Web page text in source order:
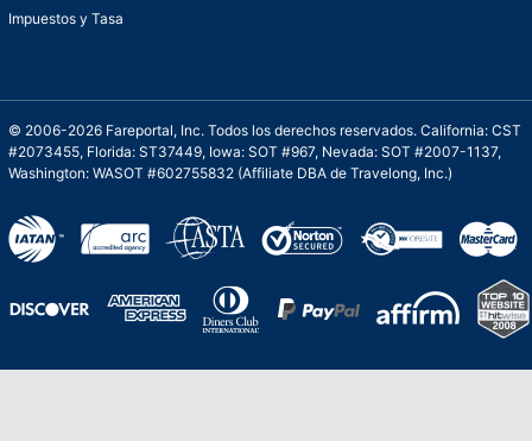
Impuestos y Tasa
© 2006-2026 Fareportal, Inc. Todos los derechos reservados. California: CST
#2073455, Florida: ST37449, Iowa: SOT #967, Nevada: SOT #2007-1137,
Washington: WASOT #602755832 (Affiliate DBA de Travelong, Inc.)